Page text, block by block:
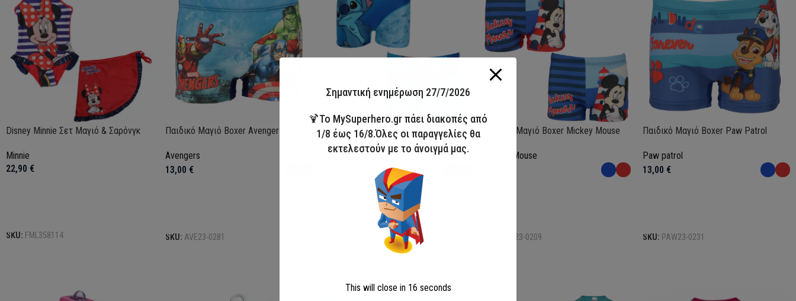
Disney Minnie Σετ Μαγιό & Σαρόνγκ
Minnie
22,90 €
SKU: FML358114
Παιδικό Μαγιό Boxer Avengers
Avengers
13,00 €
SKU: AVE23-0281
Παιδικό Μαγιό Boxer Lilo & Stitch
Lilo and Stitch
Παιδικό Μαγιό Boxer Mickey Mouse
Mickey Mouse
MIC23-0209
Παιδικό Μαγιό Boxer Paw Patrol
Paw patrol
13,00 €
SKU: PAW23-0231
My Super Hero
Σημαντική ενημέρωση 27/7/2026
🍹Το MySuperhero.gr πάει διακοπές από
1/8 έως 16/8.Όλες οι παραγγελίες θα
εκτελεστούν με το άνοιγμά μας.
This will close in 15 seconds